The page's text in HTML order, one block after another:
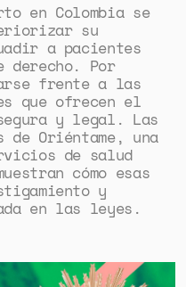
en Colombia se
su
a pacientes
derecho. Por
frente a las
que ofrecen el
y legal. Las
Oriéntame, una
de salud
cómo esas
y
en las leyes.